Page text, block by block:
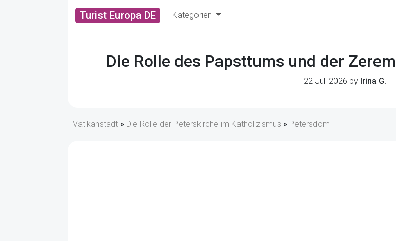
Turist Europa DE Kategorien
Die Rolle des Papsttums und der
22 Juli 2026 by Irina G.
Vatikanstadt » Die Rolle der Peterskirche im Katholizismus » Petersdom